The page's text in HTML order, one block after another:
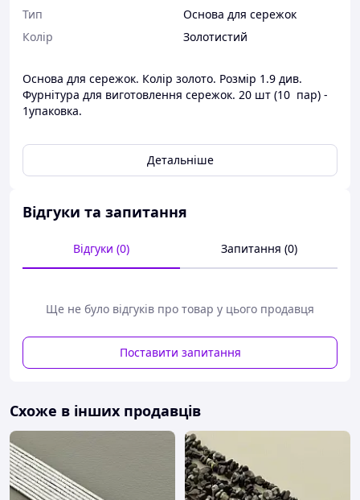
Тип
Основа для сережок
Колір
Золотистий
Основа для сережок. Колір золото. Розмір 1.9 див.
Фурнітура для виготовлення сережок. 20 шт (10 пар) -
1упаковка.
Детальніше
Відгуки та запитання
Відгуки (0) Запитання (0)
Ще не було відгуків про товар у цього продавця
Поставити запитання
Схоже в інших продавців